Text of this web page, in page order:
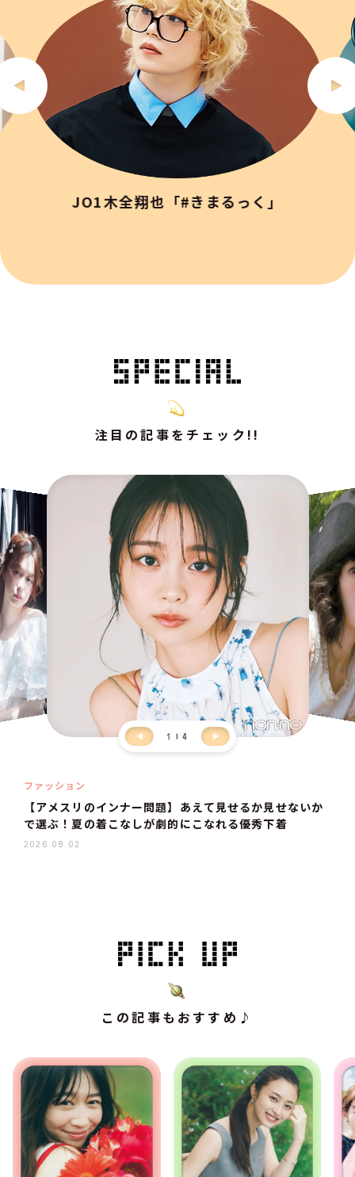
JO1木全翔也「#きまるっく」
注目の記事をチェック!!
1 4
ファッション
【アメスリのインナー問題】あえて見せるか見せないか
で選ぶ！夏の着こなしが劇的にこなれる優秀下着
2026.08.02
この記事もおすすめ♪